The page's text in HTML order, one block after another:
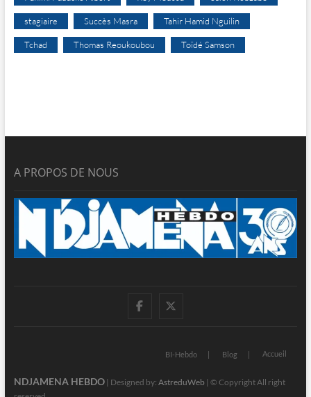
stagiaire Succès Masra Tahir Hamid Nguilin
Tchad Thomas Reoukoubou Toïdé Samson
A PROPOS DE NOUS
facebook
BI-Hebdo Blog Accueil
NDJAMENA HEBDO| Designed by: AstreduWeb | © Copyright All right